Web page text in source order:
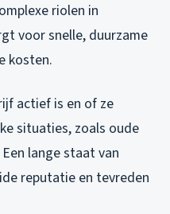
riolen in
voor snelle, duurzame
kosten.
actief is en of ze
situaties, zoals oude
lange staat van
reputatie en tevreden